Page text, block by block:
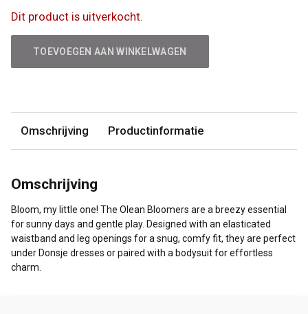
Dit product is uitverkocht.
TOEVOEGEN AAN WINKELWAGEN
Omschrijving Productinformatie
Omschrijving
Bloom, my little one! The Olean Bloomers are a breezy essential
for sunny days and gentle play. Designed with an elasticated
waistband and leg openings for a snug, comfy fit, they are perfect
under Donsje dresses or paired with a bodysuit for effortless
charm.